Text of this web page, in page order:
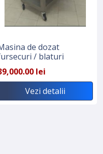
de dozat
/ blaturi
lei
Vezi detalii